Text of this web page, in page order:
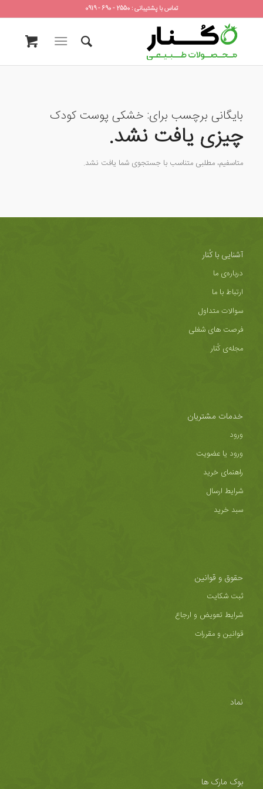
تماس با پشتیبانی : 2550 - 690 - 0919
بایگانی برچسب برای: خشکی پوست کودک
چیزی یافت نشد.
متاسفیم، مطلبی متناسب با جستجوی شما یافت نشد.
آشنایی با کُنار
درباره‌ی ما
ارتباط با ما
سوالات متداول
فرصت های شغلی
مجله‌ی کُنار
خدمات مشتریان
ورود
ورود یا عضویت
راهنمای خرید
شرایط ارسال
سبد خرید
حقوق و قوانین
ثبت شکایت
شرایط تعویض و ارجاع
قوانین و مقررات
نماد
بوک مارک ها